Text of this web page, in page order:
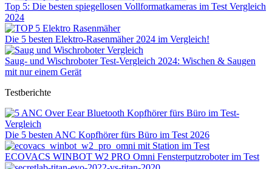
Top 5: Die besten spiegellosen Vollformatkameras im Test Vergleich
2024
Die 5 besten Elektro-Rasenmäher 2024 im Vergleich!
Saug- und Wischroboter Test-Vergleich 2024: Wischen & Saugen
mit nur einem Gerät
Testberichte
Die 5 besten ANC Kopfhörer fürs Büro im Test 2026
ECOVACS WINBOT W2 PRO Omni Fensterputzroboter im Test